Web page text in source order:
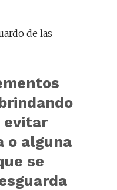
de las
evitar
o alguna
se